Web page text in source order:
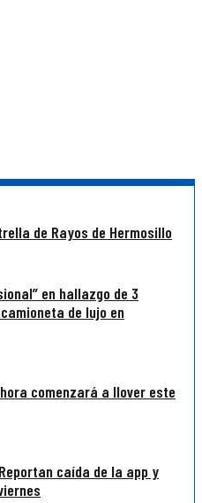
de Rayos de Hermosillo
en hallazgo de 3
de lujo en
comenzará a llover este
caída de la app y